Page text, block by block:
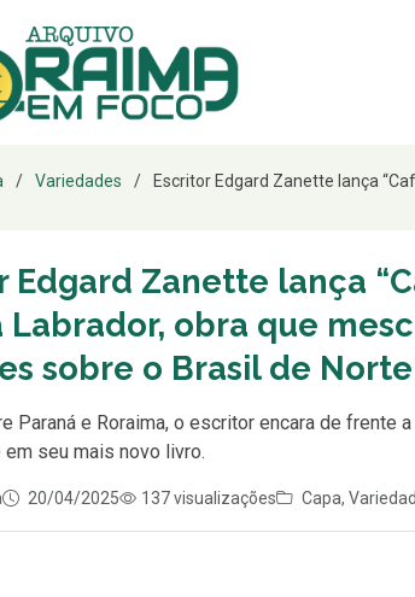
Variedades Escritor Edgard Zanette lança
Edgard Zanette lança
obra que
sobre o Brasil de
Paraná e Roraima, o escritor encara de frente
seu mais novo livro.
20/04/2025 137 visualizações Capa,